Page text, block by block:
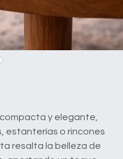
y elegante,
estanterías o rincones
resalta la belleza de